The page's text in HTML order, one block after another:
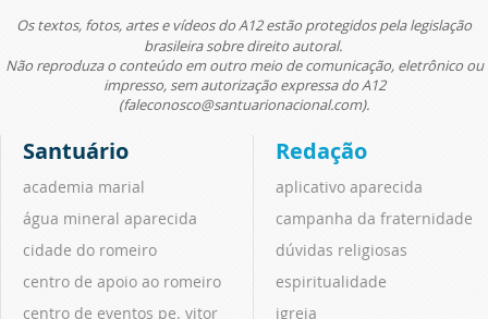
Os textos, fotos, artes e vídeos do A12 estão protegidos pela legislação
brasileira sobre direito autoral.
Não reproduza o conteúdo em outro meio de comunicação, eletrônico ou
impresso, sem autorização expressa do A12
(faleconosco@santuarionacional.com).
Santuário
academia marial
água mineral aparecida
cidade do romeiro
centro de apoio ao romeiro
centro de eventos pe. vitor
Redação
aplicativo aparecida
campanha da fraternidade
dúvidas religiosas
espiritualidade
igreja